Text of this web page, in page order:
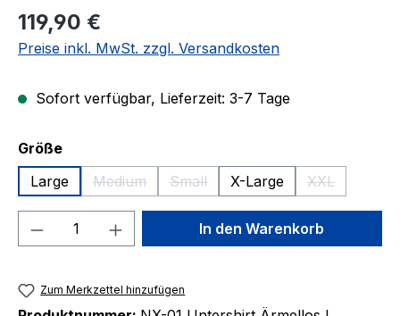
Regulärer Preis:
119,90 €
Preise inkl. MwSt. zzgl. Versandkosten
Sofort verfügbar, Lieferzeit: 3-7 Tage
Größeauswählen
Large
Medium
(Diese Option ist zurzeit nicht verfügbar.)
Small
(Diese Option ist zurzeit nicht
X-Large XXL
(Diese
Produkt Anzahl: Gib denIn den Warenkorb
Zum Merkzettel hinzufügen